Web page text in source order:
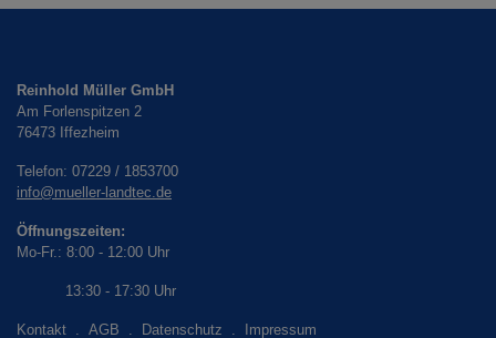
Reinhold Müller GmbH
Am Forlenspitzen 2
76473 Iffezheim
Telefon: 07229 / 1853700
info@mueller-landtec.de
Öffnungszeiten:
Mo-Fr.: 8:00 - 12:00 Uhr
13:30 - 17:30 Uhr
Kontakt . AGB . Datenschutz . Impressum